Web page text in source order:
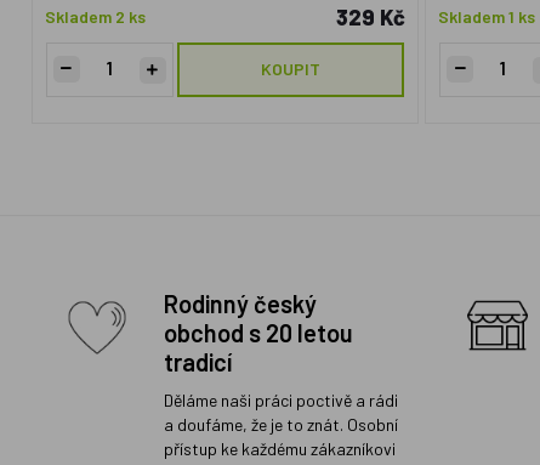
Skladem 2 ks
329 Kč
KOUPIT
Skladem 1 ks
Rodinný český
obchod s 20 letou
tradicí
Děláme naši práci poctivě a rádi
a doufáme, že je to znát. Osobní
přístup ke každému zákazníkovi